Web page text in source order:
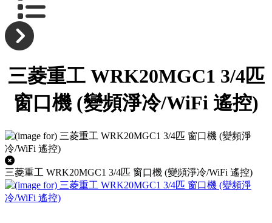
三菱重工 WRK20MGC1 3/4匹
窗口機 (變頻淨冷/WiFi 遙控)
三菱重工 WRK20MGC1 3/4匹 窗口機 (變頻淨冷/WiFi 遙控)